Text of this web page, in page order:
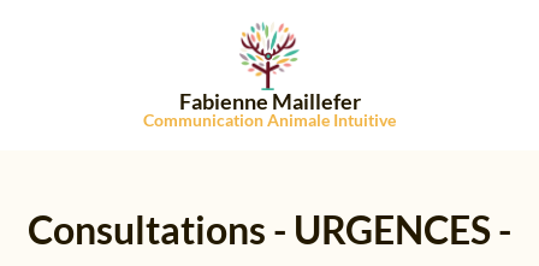
Fabienne Maillefer
Communication Animale Intuitive
Consultations - URGENCES -